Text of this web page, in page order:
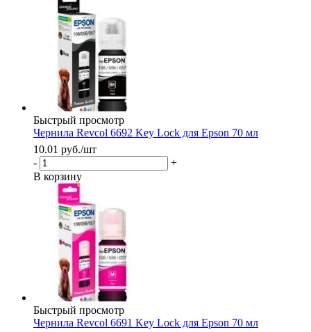
Быстрый просмотр
Чернила Revcol 6692 Key Lock для Epson 70 мл
10.01 руб./шт
-
+
В корзину
Быстрый просмотр
Чернила Revcol 6691 Key Lock для Epson 70 мл